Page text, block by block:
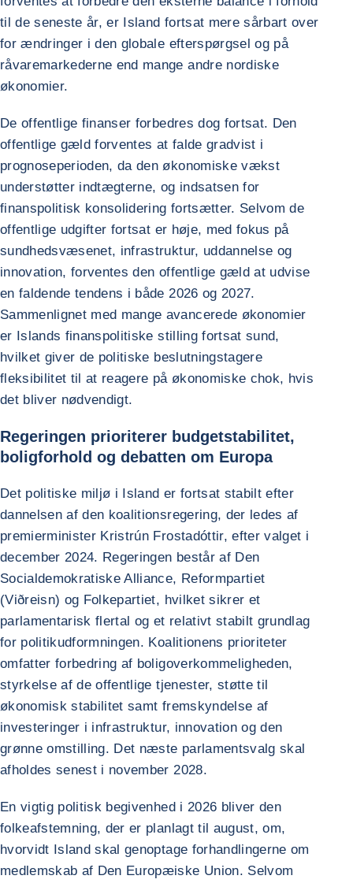
til de seneste år, er Island fortsat mere sårbart over
for ændringer i den globale efterspørgsel og på
råvaremarkederne end mange andre nordiske
økonomier.
De offentlige finanser forbedres dog fortsat. Den
offentlige gæld forventes at falde gradvist i
prognoseperioden, da den økonomiske vækst
understøtter indtægterne, og indsatsen for
finanspolitisk konsolidering fortsætter. Selvom de
offentlige udgifter fortsat er høje, med fokus på
sundhedsvæsenet, infrastruktur, uddannelse og
innovation, forventes den offentlige gæld at udvise
en faldende tendens i både 2026 og 2027.
Sammenlignet med mange avancerede økonomier
er Islands finanspolitiske stilling fortsat sund,
hvilket giver de politiske beslutningstagere
fleksibilitet til at reagere på økonomiske chok, hvis
det bliver nødvendigt.
Regeringen prioriterer budgetstabilitet,
boligforhold og debatten om Europa
Det politiske miljø i Island er fortsat stabilt efter
dannelsen af den koalitionsregering, der ledes af
premierminister Kristrún Frostadóttir, efter valget i
december 2024. Regeringen består af Den
Socialdemokratiske Alliance, Reformpartiet
(Viðreisn) og Folkepartiet, hvilket sikrer et
parlamentarisk flertal og et relativt stabilt grundlag
for politikudformningen. Koalitionens prioriteter
omfatter forbedring af boligoverkommeligheden,
styrkelse af de offentlige tjenester, støtte til
økonomisk stabilitet samt fremskyndelse af
investeringer i infrastruktur, innovation og den
grønne omstilling. Det næste parlamentsvalg skal
afholdes senest i november 2028.
En vigtig politisk begivenhed i 2026 bliver den
folkeafstemning, der er planlagt til august, om,
hvorvidt Island skal genoptage forhandlingerne om
medlemskab af Den Europæiske Union. Selvom